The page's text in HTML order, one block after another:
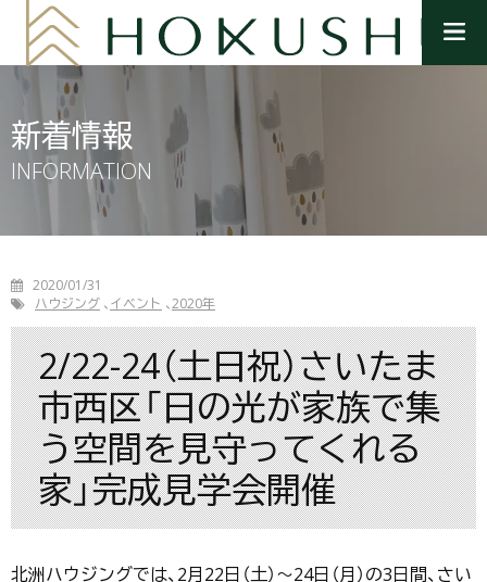
ニ
新着情報
INFORMATION
2020/01/31
ハウジング イベント 2020年
2/22-24（土日祝）さいたま
市西区「日の光が家族で集
う空間を見守ってくれる
家」完成見学会開催
北洲ハウジングでは、2月22日（土）〜24日（月）の3日間、さい